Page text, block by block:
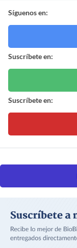
Síguenos en:
Suscríbete en:
Suscríbete en: